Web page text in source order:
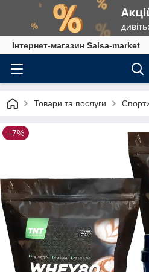
Інтернет-магазин Salsa-market
Товари та послуги
–7%